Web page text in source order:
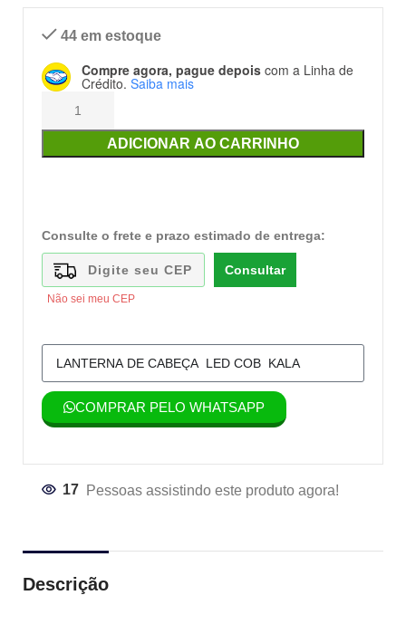
44 em estoque
Compre agora, pague depois com a Linha de
Crédito. Saiba mais
ADICIONAR AO CARRINHO
Consulte o frete e prazo estimado de entrega:
Consultar
Não sei meu CEP
COMPRAR PELO WHATSAPP
17 Pessoas assistindo este produto agora!
Descrição